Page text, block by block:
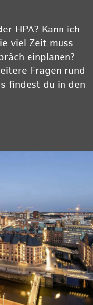
HPA? Kann ich
viel Zeit muss
einplanen?
Fragen rund
findest du in den